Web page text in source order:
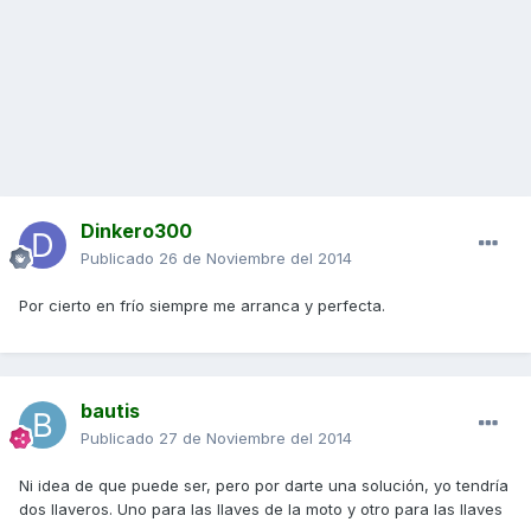
Dinkero300
Publicado 26 de Noviembre del 2014
Por cierto en frío siempre me arranca y perfecta.
bautis
Publicado 27 de Noviembre del 2014
Ni idea de que puede ser, pero por darte una solución, yo tendría
dos llaveros. Uno para las llaves de la moto y otro para las llaves